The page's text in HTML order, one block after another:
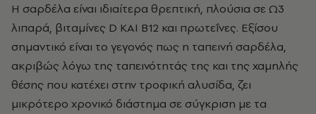
Η σαρδέλα είναι ιδιαίτερα θρεπτική, πλούσια σε Ω3
λιπαρά, βιταμίνες D ΚΑΙ B12 και πρωτεΐνες. Εξίσου
σημαντικό είναι το γεγονός πως η ταπεινή σαρδέλα,
ακριβώς λόγω της ταπεινότητάς της και της χαμηλής
θέσης που κατέχει στην τροφική αλυσίδα, ζει
μικρότερο χρονικό διάστημα σε σύγκριση με τα